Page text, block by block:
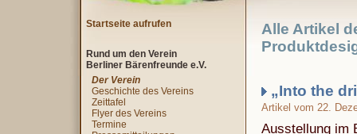
Alle Artikel
„Into the
Artikel vom 22.
Ausstellung im
Startseite aufrufen
Rund um den Verein
Berliner Bärenfreunde e.V.
Der Verein
Geschichte des Vereins
Zeittafel
Flyer des Vereins
Termine